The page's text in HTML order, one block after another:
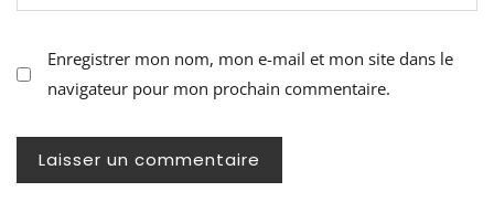
Enregistrer mon nom, mon e-mail et mon site dans le
navigateur pour mon prochain commentaire.